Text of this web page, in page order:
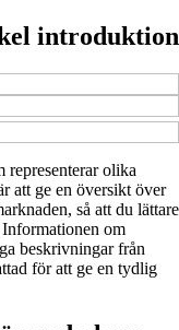
introduktion
representerar olika
att ge en översikt över
så att du lättare
om
beskrivningar från
för att ge en tydlig